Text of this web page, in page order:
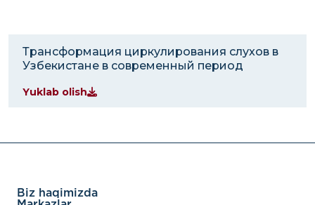
Трансформация циркулирования слухов в
Узбекистане в современный период
Yuklab olish
Biz haqimizda